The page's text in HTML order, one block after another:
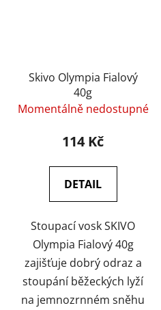
Skivo Olympia Fialový
40g
Momentálně nedostupné
114 Kč
DETAIL
Stoupací vosk SKIVO
Olympia Fialový 40g
zajišťuje dobrý odraz a
stoupání běžeckých lyží
na jemnozrnném sněhu